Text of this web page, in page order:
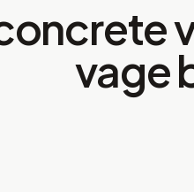
vage